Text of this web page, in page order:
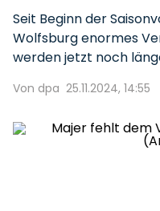
Seit Beginn der
Wolfsburg enormes
werden jetzt noch
Von dpa 25.11.2024, 14:55